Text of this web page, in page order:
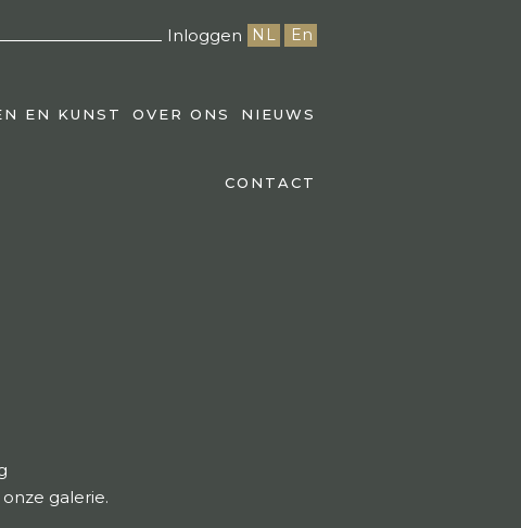
Inloggen NL En
EN KUNST OVER ONS NIEUWS
CONTACT
galerie.